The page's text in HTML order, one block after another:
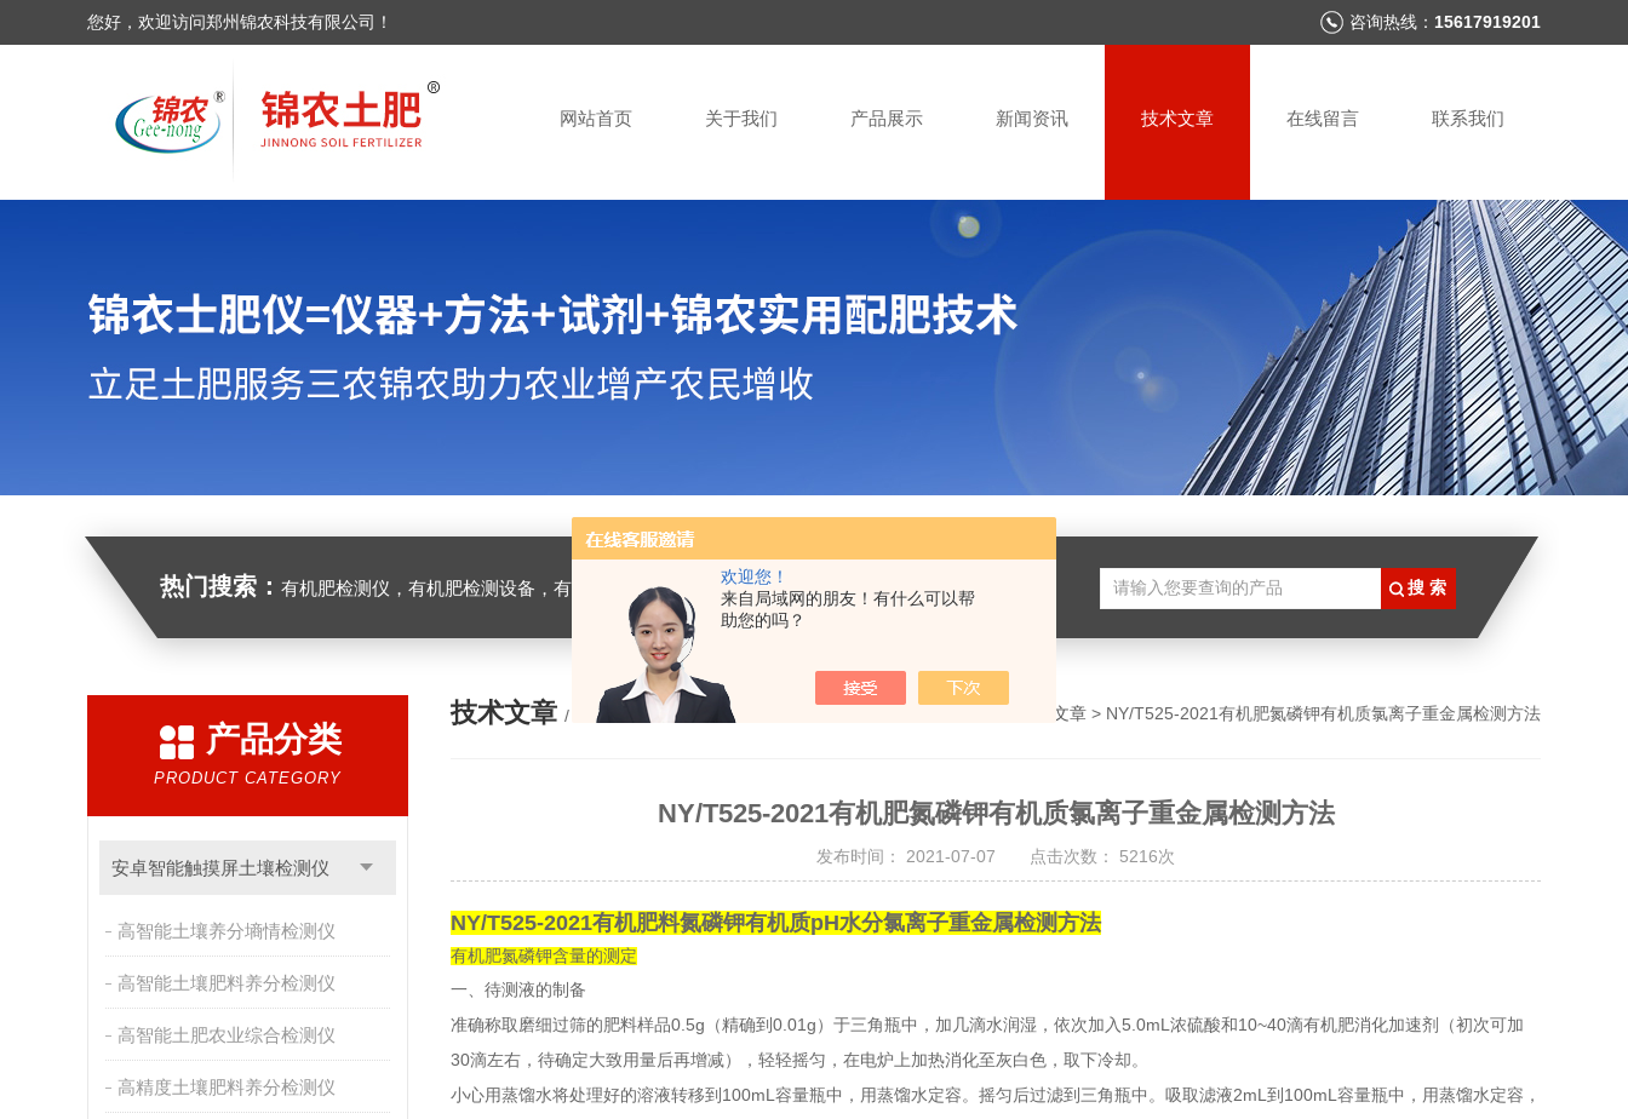
欢迎您！
来自局域网的朋友！有什么可以帮
助您的吗？
您好，欢迎访问郑州锦农科技有限公司！ 咨询热线： 15617919201
网站首页 关于我们 产品展示 新闻资讯 技术文章 在线留言 联系我们
热门搜索： 有机肥检测仪，有机肥检测设备，有机肥实验室设备，生物有机肥检测仪器，有机肥化验仪，有机肥实验室建设
产品分类
PRODUCT CATEGORY
安卓智能触摸屏土壤检测仪
高智能土壤养分墒情检测仪
高智能土壤肥料养分检测仪
高智能土肥农业综合检测仪
高精度土壤肥料养分检测仪
技术文章 / ARTICLE 技术文章 > NY/T525-2021有机肥氮磷钾有机质氯离子重金属检测方法
NY/T525-2021有机肥氮磷钾有机质氯离子重金属检测方法
发布时间： 2021-07-07 点击次数： 5216次
NY/T525-2021有机肥料氮磷钾有机质pH水分氯离子重金属检测方法
有机肥氮磷钾含量的测定
一、待测液的制备
准确称取磨细过筛的肥料样品0.5g （精确到 0.01g ）于三角瓶中，加几滴水润湿，依次加入 5.0mL 浓硫酸和 10~40滴有机肥消化加速剂（初次可加
30滴左右，待确定大致用量后再增减），轻轻摇匀，在电炉上加热消化至灰白色，取下冷却。
小心用蒸馏水将处理好的溶液转移到 100mL 容量瓶中，用蒸馏水定容。摇匀后过滤到三角瓶中。吸取滤液2mL 到 100mL 容量瓶中，用蒸馏水定容，